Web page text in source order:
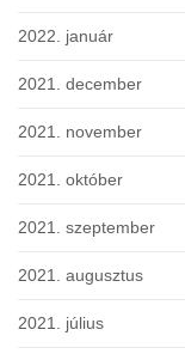
2022. január
2021. december
2021. november
2021. október
2021. szeptember
2021. augusztus
2021. július